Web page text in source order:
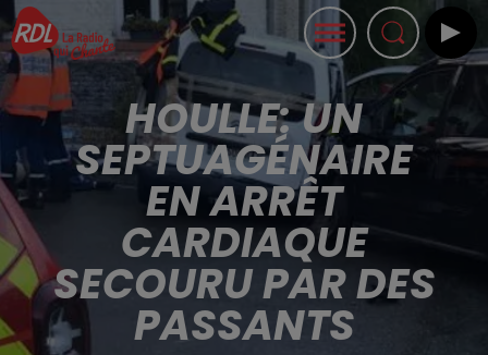
HOULLE: UN
SEPTUAGÉNAIRE
EN ARRÊT
CARDIAQUE
SECOURU PAR DES
PASSANTS